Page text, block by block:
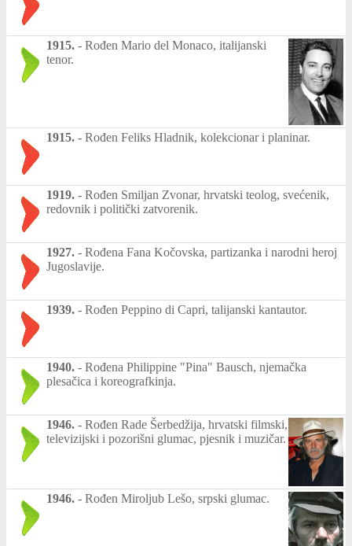
1915. - Rođen Mario del Monaco, italijanski
tenor.
1915. - Rođen Feliks Hladnik, kolekcionar i planinar.
1919. - Rođen Smiljan Zvonar, hrvatski teolog, svećenik,
redovnik i politički zatvorenik.
1927. - Rođena Fana Kočovska, partizanka i narodni heroj
Jugoslavije.
1939. - Rođen Peppino di Capri, talijanski kantautor.
1940. - Rođena Philippine "Pina" Bausch, njemačka
plesačica i koreografkinja.
1946. - Rođen Rade Šerbedžija, hrvatski filmski,
televizijski i pozorišni glumac, pjesnik i muzičar.
1946. - Rođen Miroljub Lešo, srpski glumac.